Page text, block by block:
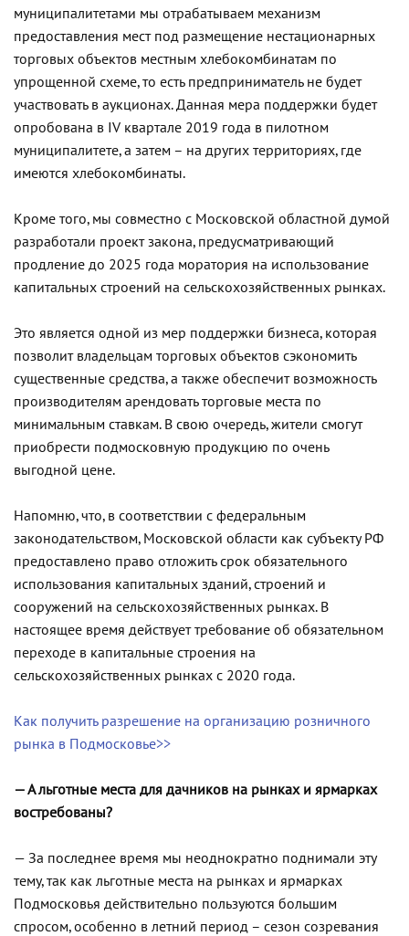
муниципалитетами мы отрабатываем механизм
предоставления мест под размещение нестационарных
торговых объектов местным хлебокомбинатам по
упрощенной схеме, то есть предприниматель не будет
участвовать в аукционах. Данная мера поддержки будет
опробована в IV квартале 2019 года в пилотном
муниципалитете, а затем – на других территориях, где
имеются хлебокомбинаты.
Кроме того, мы совместно с Московской областной думой
разработали проект закона, предусматривающий
продление до 2025 года моратория на использование
капитальных строений на сельскохозяйственных рынках.
Это является одной из мер поддержки бизнеса, которая
позволит владельцам торговых объектов сэкономить
существенные средства, а также обеспечит возможность
производителям арендовать торговые места по
минимальным ставкам. В свою очередь, жители смогут
приобрести подмосковную продукцию по очень
выгодной цене.
Напомню, что, в соответствии с федеральным
законодательством, Московской области как субъекту РФ
предоставлено право отложить срок обязательного
использования капитальных зданий, строений и
сооружений на сельскохозяйственных рынках. В
настоящее время действует требование об обязательном
переходе в капитальные строения на
сельскохозяйственных рынках с 2020 года.
Как получить разрешение на организацию розничного
рынка в Подмосковье>>
— А льготные места для дачников на рынках и ярмарках
востребованы?
— За последнее время мы неоднократно поднимали эту
тему, так как льготные места на рынках и ярмарках
Подмосковья действительно пользуются большим
спросом, особенно в летний период – сезон созревания